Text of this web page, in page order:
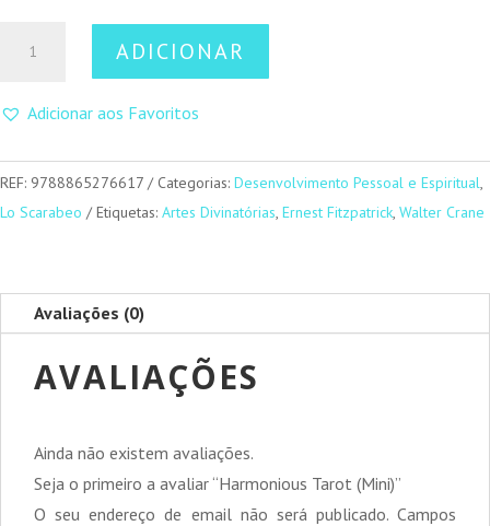
Tarot
ADICIONAR
Adicionar aos Favoritos
REF: 9788865276617 Categorias: Desenvolvimento Pessoal e Espiritual
Lo Scarabeo
Etiquetas: Artes Divinatórias Ernest Fitzpatrick Walter Crane
Avaliações (0)
AVALIAÇÕES
Ainda não existem avaliações.
Seja o primeiro a avaliar “Harmonious Tarot (Mini)”
O seu endereço de email não será publicado. Campos